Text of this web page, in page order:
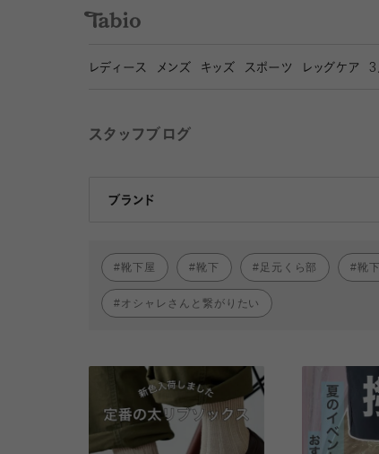
レディース メンズ キッズ スポーツ レッグケア 3
スタッフブログ
ブランド
Tabio
靴下屋 靴下 足元くら部 靴
オシャレさんと繋がりたい